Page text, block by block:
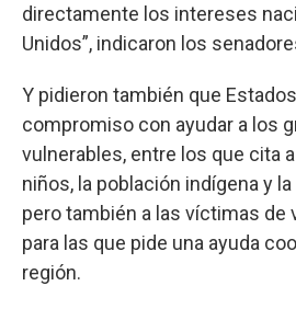
directamente los intereses
Unidos”, indicaron los
Y pidieron también que
compromiso con ayudar a los
vulnerables, entre los que cita
niños, la población indígena y
pero también a las víctimas de
para las que pide una ayuda
región.